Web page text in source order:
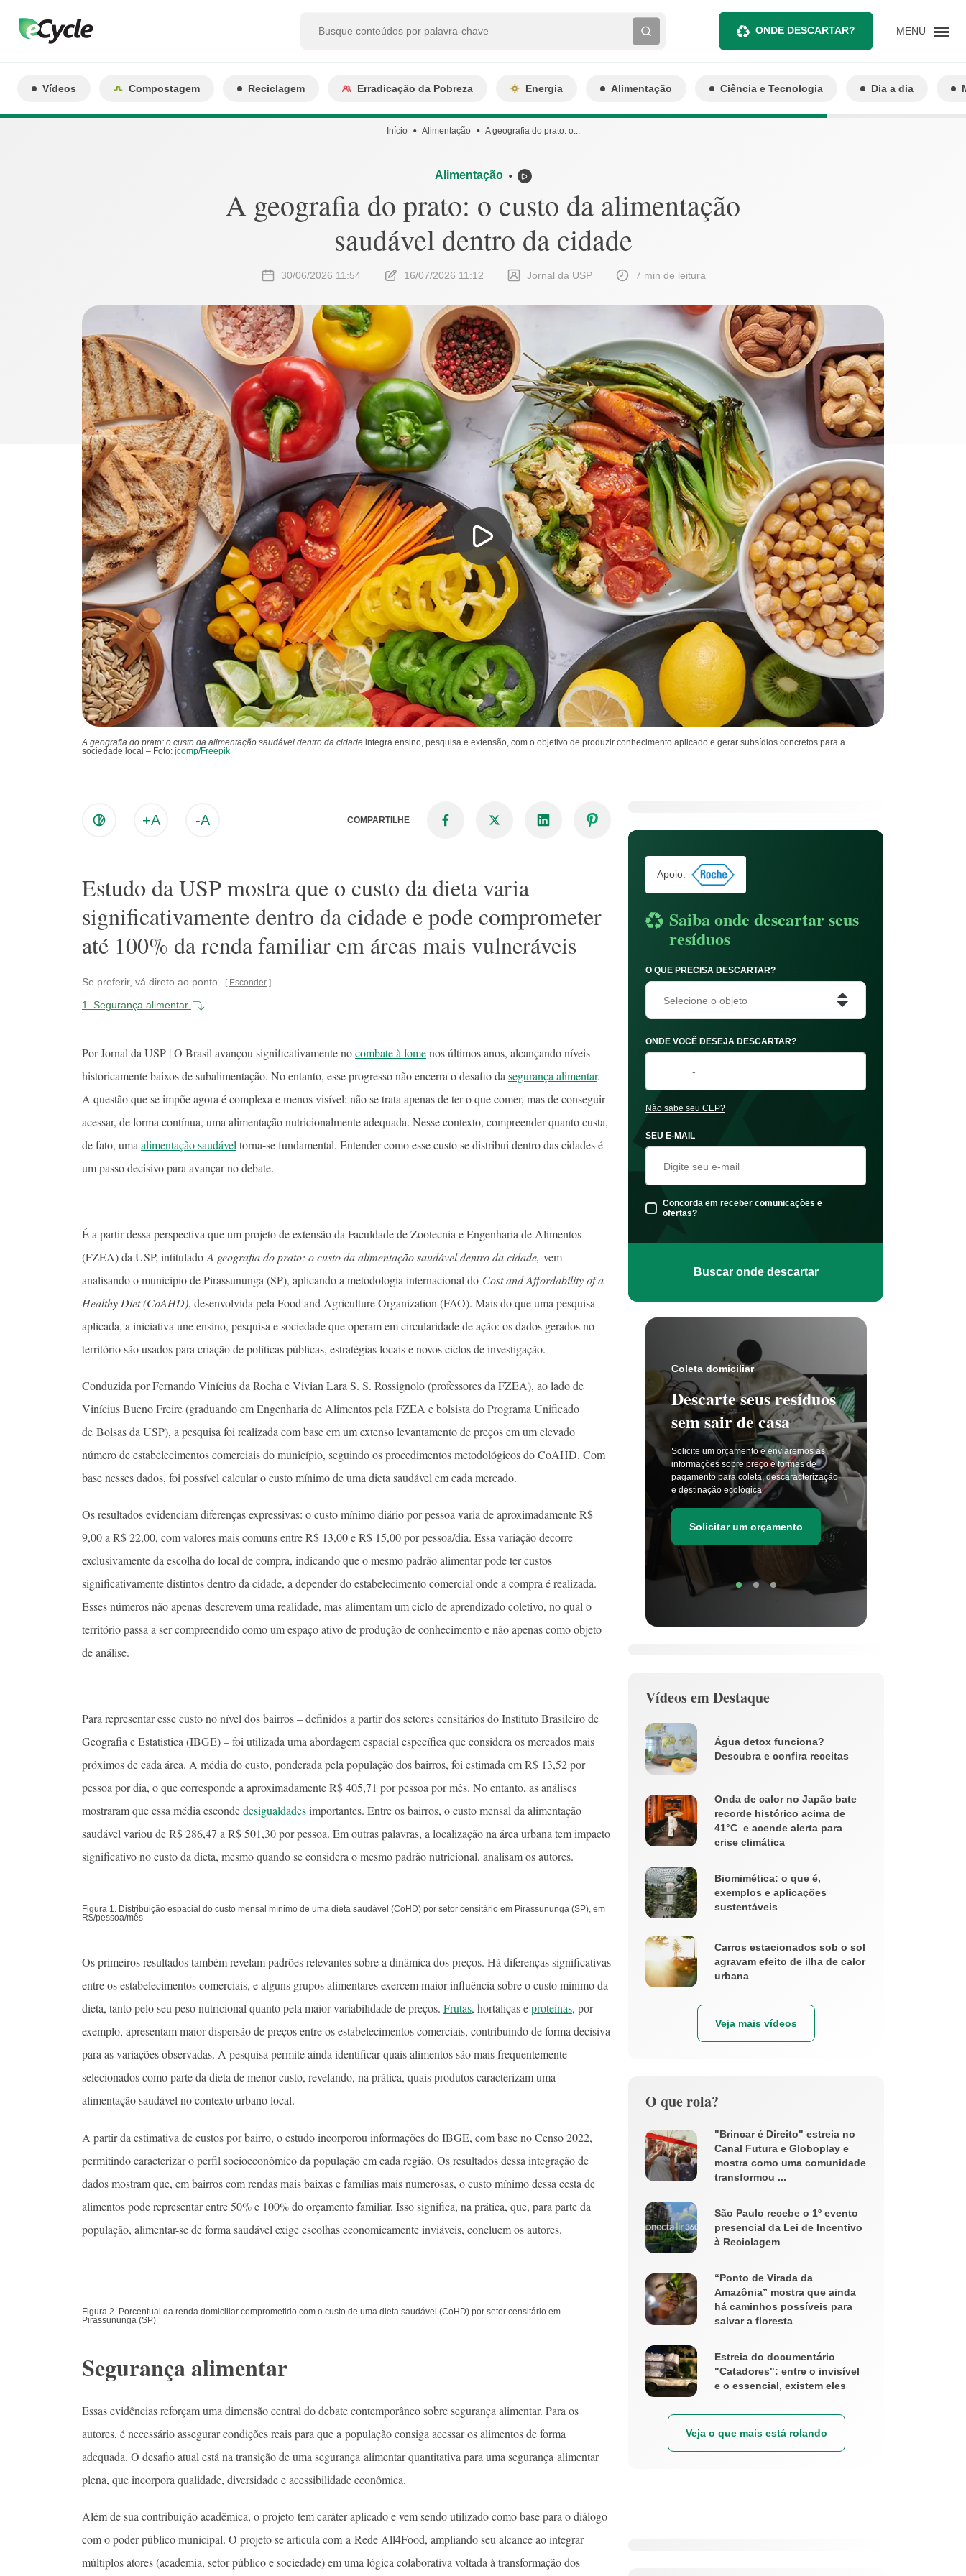
ONDE DESCARTAR? MENU
Vídeos Compostagem Reciclagem Erradicação da Pobreza Energia Alimentação Ciência e Tecnologia Dia a dia
Início Alimentação A geografia do prato: o...
Alimentação ⬤
A geografia do prato: o custo da alimentação
saudável dentro da cidade
30/06/2026 11:54 16/07/2026 11:12 Jornal da USP 7 min de leitura
A geografia do prato: o custo da alimentação saudável dentro da cidade integra ensino, pesquisa e extensão, com o objetivo de produzir conhecimento aplicado e gerar subsídios concretos para a
sociedade local – Foto: jcomp/Freepik
+A -A COMPARTILHE
Estudo da USP mostra que o custo da dieta varia
significativamente dentro da cidade e pode comprometer
até 100% da renda familiar em áreas mais vulneráveis
Se preferir, vá direto ao ponto Esconder
1. Segurança alimentar
Por Jornal da USP | O Brasil avançou significativamente nocombate à fomenos últimos anos, alcançando níveis
historicamente baixos de subalimentação. No entanto, esse progresso não encerra o desafio da segurança alimentar.
A questão que se impõe agora é complexa e menos visível: não se trata apenas de ter o que comer, mas de conseguir
acessar, de forma contínua, uma alimentação nutricionalmente adequada. Nesse contexto, compreender quanto custa,
de fato, uma alimentação saudável torna-se fundamental. Entender como esse custo se distribui dentro das cidades é
um passo decisivo para avançar no debate.
É a partir dessa perspectiva que um projeto de extensão da Faculdade de Zootecnia e Engenharia de Alimentos
(FZEA) da USP, intitulado A geografia do prato: o custo da alimentação saudável dentro da cidade, vem
analisando o município de Pirassununga (SP), aplicando a metodologia internacional do Cost and Affordability of a
Healthy Diet (CoAHD), desenvolvida pela Food and Agriculture Organization (FAO). Mais do que uma pesquisa
aplicada, a iniciativa une ensino, pesquisa e sociedade que operam em circularidade de ação: os dados gerados no
território são usados para criação de políticas públicas, estratégias locais e novos ciclos de investigação.
Conduzida por Fernando Vinícius da Rocha e Vivian Lara S. S. Rossignolo (professores da FZEA), ao lado de
Vinícius Bueno Freire (graduando em Engenharia de Alimentos pela FZEA e bolsista do Programa Unificado
de Bolsas da USP), a pesquisa foi realizada com base em um extenso levantamento de preços em um elevado
número de estabelecimentos comerciais do município, seguindo os procedimentos metodológicos do CoAHD. Com
base nesses dados, foi possível calcular o custo mínimo de uma dieta saudável em cada mercado.
Os resultados evidenciam diferenças expressivas: o custo mínimo diário por pessoa varia de aproximadamente R$
9,00 a R$ 22,00, com valores mais comuns entre R$ 13,00 e R$ 15,00 por pessoa/dia. Essa variação decorre
exclusivamente da escolha do local de compra, indicando que o mesmo padrão alimentar pode ter custos
significativamente distintos dentro da cidade, a depender do estabelecimento comercial onde a compra é realizada.
Esses números não apenas descrevem uma realidade, mas alimentam um ciclo de aprendizado coletivo, no qual o
território passa a ser compreendido como um espaço ativo de produção de conhecimento e não apenas como objeto
de análise.
Para representar esse custo no nível dos bairros – definidos a partir dos setores censitários do Instituto Brasileiro de
Geografia e Estatistica (IBGE) – foi utilizada uma abordagem espacial específica que considera os mercados mais
próximos de cada área. A média do custo, ponderada pela população dos bairros, foi estimada em R$ 13,52 por
pessoa por dia, o que corresponde a aproximadamente R$ 405,71 por pessoa por mês. No entanto, as análises
mostraram que essa média escondedesigualdadesimportantes. Entre os bairros, o custo mensal da alimentação
saudável variou de R$ 286,47 a R$ 501,30 por pessoa. Em outras palavras, a localização na área urbana tem impacto
significativo no custo da dieta, mesmo quando se considera o mesmo padrão nutricional, analisam os autores.
Figura 1. Distribuição espacial do custo mensal mínimo de uma dieta saudável (CoHD) por setor censitário em Pirassununga (SP), em
R$/pessoa/mês
Os primeiros resultados também revelam padrões relevantes sobre a dinâmica dos preços. Há diferenças significativas
entre os estabelecimentos comerciais, e alguns grupos alimentares exercem maior influência sobre o custo mínimo da
dieta, tanto pelo seu peso nutricional quanto pela maior variabilidade de preços. Frutas, hortaliças eproteínas, por
exemplo, apresentam maior dispersão de preços entre os estabelecimentos comerciais, contribuindo de forma decisiva
para as variações observadas. A pesquisa permite ainda identificar quais alimentos são mais frequentemente
selecionados como parte da dieta de menor custo, revelando, na prática, quais produtos caracterizam uma
alimentação saudável no contexto urbano local.
A partir da estimativa de custos por bairro, o estudo incorporou informações do IBGE, com base no Censo 2022,
permitindo caracterizar o perfil socioeconômico da população em cada região. Os resultados dessa integração de
dados mostram que, em bairros com rendas mais baixas e famílias mais numerosas, o custo mínimo dessa cesta de
alimentos pode representar entre 50% e 100% do orçamento familiar. Isso significa, na prática, que, para parte da
população, alimentar-se de forma saudável exige escolhas economicamente inviáveis, concluem os autores.
Figura 2. Porcentual da renda domiciliar comprometido com o custo de uma dieta saudável (CoHD) por setor censitário em
Pirassununga (SP)
Segurança alimentar
Essas evidências reforçam uma dimensão central do debate contemporâneo sobre segurança alimentar. Para os
autores, é necessário assegurar condições reais para que a população consiga acessar os alimentos de forma
adequada. O desafio atual está na transição de uma segurança alimentar quantitativa para uma segurança alimentar
plena, que incorpora qualidade, diversidade e acessibilidade econômica.
Além de sua contribuição acadêmica, o projeto tem caráter aplicado e vem sendo utilizado como base para o diálogo
com o poder público municipal. O projeto se articula com a Rede All4Food, ampliando seu alcance ao integrar
múltiplos atores (academia, setor público e sociedade) em uma lógica colaborativa voltada à transformação dos
Apoio:
Saiba onde descartar seus
resíduos
O QUE PRECISA DESCARTAR?
Selecione o objeto
ONDE VOCÊ DESEJA DESCARTAR?
Não sabe seu CEP?
SEU E-MAIL
Concorda em receber comunicações e
ofertas?
Buscar onde descartar
Coleta domiciliar
Descarte seus resíduos
sem sair de casa
Solicite um orçamento e enviaremos as
informações sobre preço e formas de
pagamento para coleta, descaracterização
e destinação ecológica
Solicitar um orçamento
Vídeos em Destaque
Água detox funciona?
Descubra e confira receitas
Onda de calor no Japão bate
recorde histórico acima de
41°C e acende alerta para
crise climática
Biomimética: o que é,
exemplos e aplicações
sustentáveis
Carros estacionados sob o sol
agravam efeito de ilha de calor
urbana
Veja mais vídeos
O que rola?
"Brincar é Direito" estreia no
Canal Futura e Globoplay e
mostra como uma comunidade
transformou ...
São Paulo recebe o 1º evento
presencial da Lei de Incentivo
à Reciclagem
“Ponto de Virada da
Amazônia” mostra que ainda
há caminhos possíveis para
salvar a floresta
Estreia do documentário
"Catadores": entre o invisível
e o essencial, existem eles
Veja o que mais está rolando